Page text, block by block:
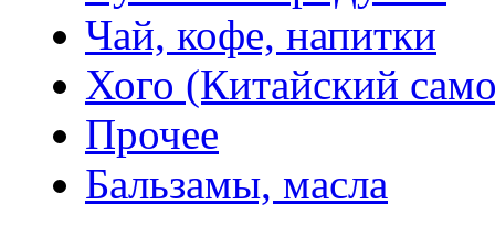
Чай, кофе, напитки
Хого (Китайский
Прочее
Бальзамы, масла